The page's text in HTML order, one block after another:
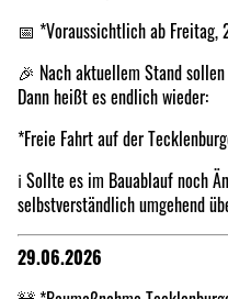
📅 *Voraussichtlich ab Freitag,
🎉 Nach aktuellem Stand
Dann heißt es endlich wieder:
*Freie Fahrt auf der
ℹ️ Sollte es im Bauablauf noch
selbstverständlich umgehend
29.06.2026